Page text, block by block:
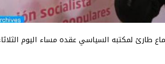
طارئ لمكتبه السياسي عقده مساء اليوم